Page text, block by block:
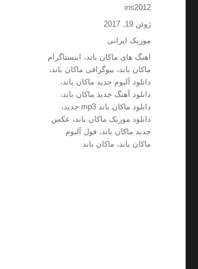
نویسنده
ins2012
ارسال
شده
ژوئن 19, 2017
دسته‌ها
موزیک ایرانی
برچسب‌ها
اهنگ های ماکان باند،
اینستاگرام
ماکان باند، بیوگرافی ماکان باند،
دانلود آلبوم جدید ماکان باند،
دانلود آهنگ جدید ماکان باند،
دانلود ماکان باند mp3 جدید
،
دانلود موزیک ماکان باند، عکس
جدید ماکان باند،فول آلبوم
ماکان باند، ماکان باند